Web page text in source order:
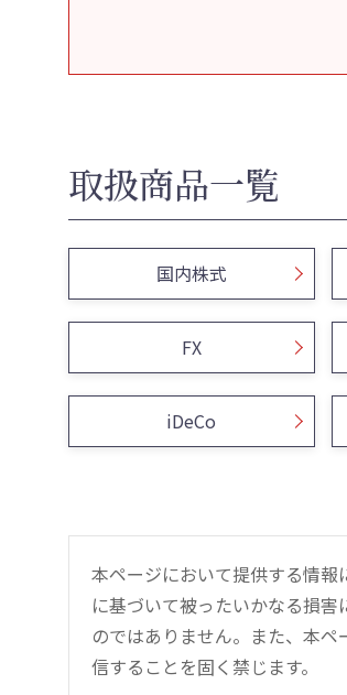
取扱商品一覧
国内株式
FX
iDeCo
本ページにおいて提供する情
に基づいて被ったいかなる損
のではありません。また、本
信することを固く禁じます。